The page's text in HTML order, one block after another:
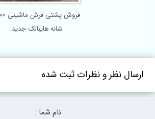
شانه هایبالک جدید
ارسال نظر و نظرات ثبت شده
نام شما :